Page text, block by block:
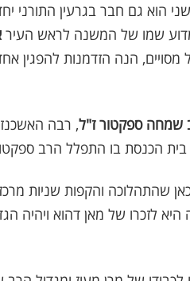
הוא גם חבר בגרעין התורני
שמו של המשנה לראש העיר
הנה הזדמנות להפגין
שמחה ספקטור ז"ל, רבה
הכנסת בו התפלל הרב
שהתהלוכה והקפות שניות
לזכרו של מאן דהוא ויהיה